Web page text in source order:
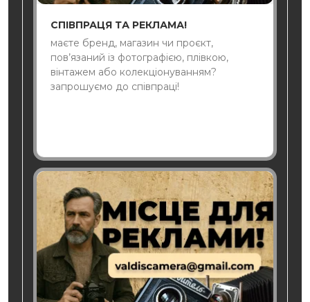
СПІВПРАЦЯ ТА РЕКЛАМА!
маєте бренд, магазин чи проєкт,
пов’язаний із фотографією, плівкою,
вінтажем або колекціонуванням?
запрошуємо до співпраці!